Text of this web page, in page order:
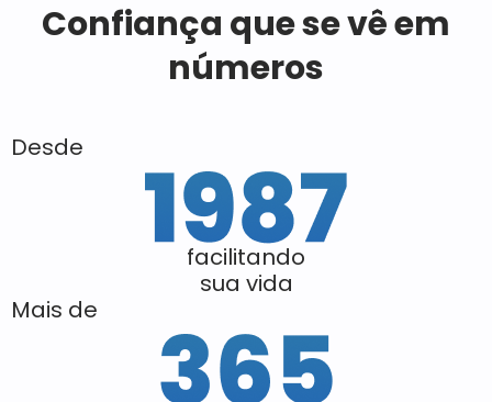
Confiança que se vê em
números
Desde
facilitando
sua vida
Mais de